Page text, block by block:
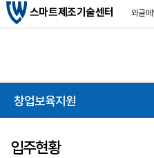
스마트제조기술센터 와글메
창업보육지원
입주현황